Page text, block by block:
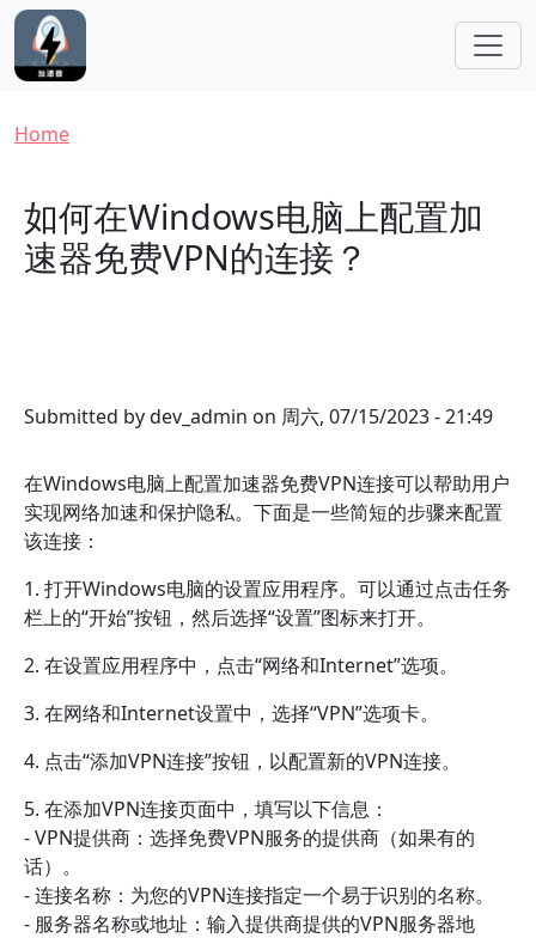
Skip to main content
Breadcrumb
Home
如何在Windows电脑上配置加
速器免费VPN的连接？
Submitted bydev_admin on 周六, 07/15/2023 - 21:49
在Windows电脑上配置加速器免费VPN连接可以帮助用户
实现网络加速和保护隐私。下面是一些简短的步骤来配置
该连接：
1. 打开Windows电脑的设置应用程序。可以通过点击任务
栏上的“开始”按钮，然后选择“设置”图标来打开。
2. 在设置应用程序中，点击“网络和Internet”选项。
3. 在网络和Internet设置中，选择“VPN”选项卡。
4. 点击“添加VPN连接”按钮，以配置新的VPN连接。
5. 在添加VPN连接页面中，填写以下信息：
- VPN提供商：选择免费VPN服务的提供商（如果有的
话）。
- 连接名称：为您的VPN连接指定一个易于识别的名称。
- 服务器名称或地址：输入提供商提供的VPN服务器地